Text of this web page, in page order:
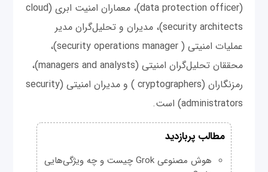
(data protection officer)، معماران امنیت ابری (cloud
security architects)، مدیران و تحلیل‌گران مدیر
عملیات امنیتی ( security operations manager)،
محققان تحلیل‌گران امنیتی (managers and analysts)،
رمزنگاران (cryptographers ) و مدیران امنیتی (security
administrators) است.
مطالب پربازدید
هوش مصنوعی Grok چیست و چه ویژگی‌هایی